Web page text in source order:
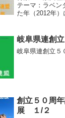
テーマ：ラベン
た年（2012年
ウシ山~十勝岳
がラベン...
岐阜県連創
岐阜県連創立５
創立５０周
展 １/２